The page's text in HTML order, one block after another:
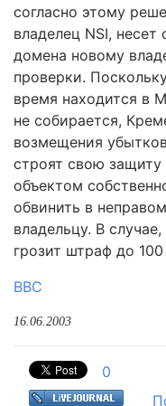
согласно этому
владелец NSI, несет
домена новому
проверки.
время находится в
не собирается,
возмещения
строят свою защиту
объектом
обвинить в
владельцу. В
грозит штраф до
BBC
16.06.2003
0